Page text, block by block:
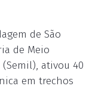
de São
de Meio
ativou 40
em trechos